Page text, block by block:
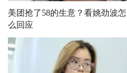
美团抢了58的生意？看姚劲波怎
么回应